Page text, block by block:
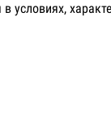
условиях,